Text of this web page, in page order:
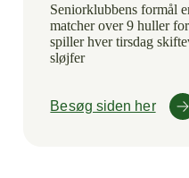
Seniorklubbens formål
matcher over 9 huller
spiller hver tirsdag
sløjfer
Besøg siden her